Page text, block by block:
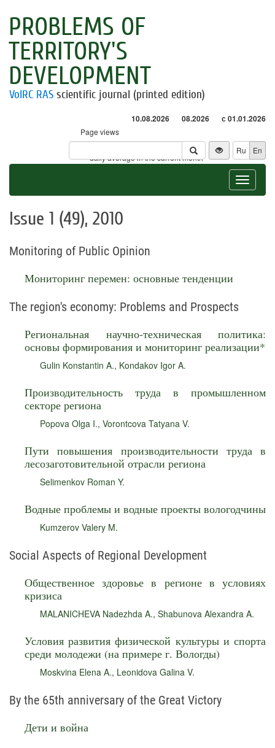
PROBLEMS OF
TERRITORY'S
DEVELOPMENT
VolRC RAS scientific journal (printed edition)
10.08.2026 08.2026 с 01.01.2026
Page views
Visitors
* - daily average in the current month
Ru En
Toggle
Issue 1 (49), 2010
Monitoring of Public Opinion
Мониторинг перемен: основные тенденции
The region's economy: Problems and Prospects
Региональная научно-техническая политика:
основы формирования и мониторинг реализации*
Gulin Konstantin A., Kondakov Igor A.
Производительность труда в промышленном
секторе региона
Popova Olga I., Vorontcova Tatyana V.
Пути повышения производительности труда в
лесозаготовительной отрасли региона
Selimenkov Roman Y.
Водные проблемы и водные проекты вологодчины
Kumzerov Valery M.
Social Aspects of Regional Development
Общественное здоровье в регионе в условиях
кризиса
MALANICHEVA Nadezhda A., Shabunova Alexandra A.
Условия развития физической культуры и спорта
среди молодежи (на примере г. Вологды)
Moskvina Elena A., Leonidova Galina V.
By the 65th anniversary of the Great Victory
Дети и война